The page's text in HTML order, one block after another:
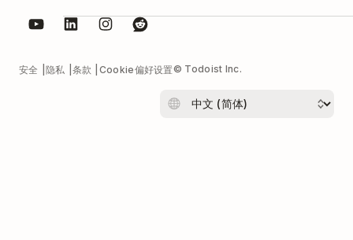
安全 隐私 条款 Cookie偏好设置© Todoist Inc.